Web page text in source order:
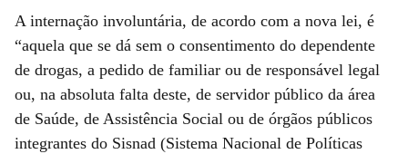
A internação involuntária, de acordo com a nova lei, é
“aquela que se dá sem o consentimento do dependente
de drogas, a pedido de familiar ou de responsável legal
ou, na absoluta falta deste, de servidor público da área
de Saúde, de Assistência Social ou de órgãos públicos
integrantes do Sisnad (Sistema Nacional de Políticas